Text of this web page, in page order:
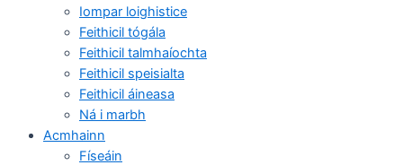
Iompar loighistice
Feithicil tógála
Feithicil talmhaíochta
Feithicil speisialta
Feithicil áineasa
Ná i marbh
Acmhainn
Físeáin